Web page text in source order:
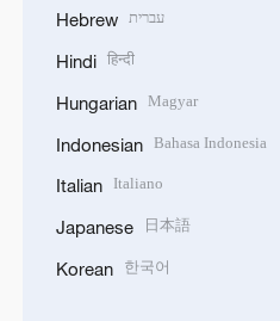
Hebrew עברית
Hindi हिन्दी
Hungarian Magyar
Indonesian Bahasa Indonesia
Italian Italiano
Japanese 日本語
Korean 한국어